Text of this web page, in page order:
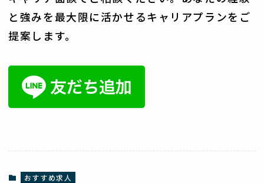
と強みを最大限に活かせるキャリアプランをご
提案します。
おすすめ求人